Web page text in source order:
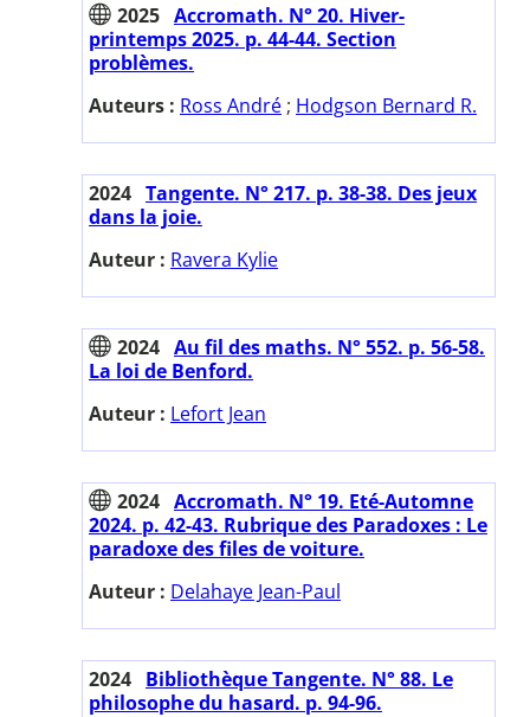
2025 Accromath. N° 20. Hiver-
printemps 2025. p. 44-44. Section
problèmes.
Auteurs : Ross André ; Hodgson Bernard R.
2024 Tangente. N° 217. p. 38-38. Des jeux
dans la joie.
Auteur : Ravera Kylie
2024 Au fil des maths. N° 552. p. 56-58.
La loi de Benford.
Auteur : Lefort Jean
2024 Accromath. N° 19. Eté-Automne
2024. p. 42-43. Rubrique des Paradoxes : Le
paradoxe des files de voiture.
Auteur : Delahaye Jean-Paul
2024 Bibliothèque Tangente. N° 88. Le
philosophe du hasard. p. 94-96.